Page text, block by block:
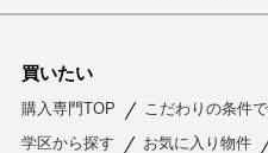
買いたい
購入専門TOP こだわりの条件
学区から探す
お気に入り物件